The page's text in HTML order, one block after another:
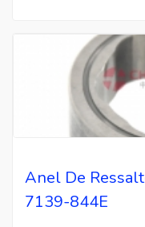
Anel De
7139-844E